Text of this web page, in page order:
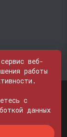
права на любые
Любое
Редакции
веб-
работы
с
данных